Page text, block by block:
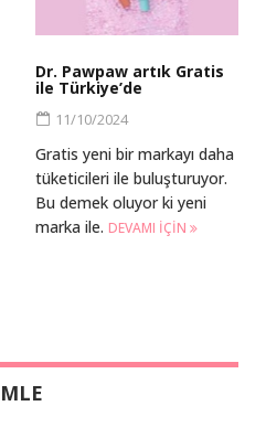
Dr. Pawpaw artık Gratis
ile Türkiye’de
11/10/2024
Gratis yeni bir markayı daha
tüketicileri ile buluşturuyor.
Bu demek oluyor ki yeni
marka ile. DEVAMI IÇIN